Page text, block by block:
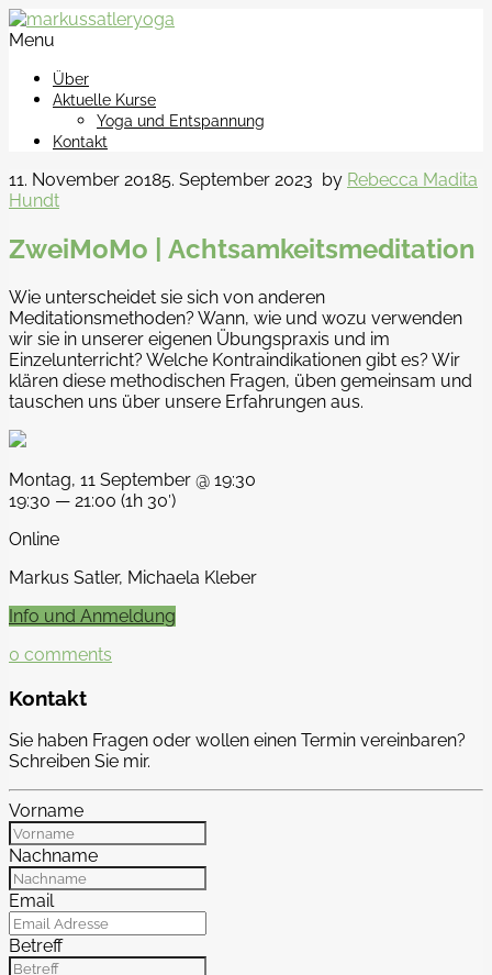
Menu
Über
Aktuelle Kurse
Yoga und Entspannung
Kontakt
11. November 20185. September 2023 by Rebecca Madita
Hundt
ZweiMoMo | Achtsamkeitsmeditation
Wie unterscheidet sie sich von anderen
Meditationsmethoden? Wann, wie und wozu verwenden
wir sie in unserer eigenen Übungspraxis und im
Einzelunterricht? Welche Kontraindikationen gibt es? Wir
klären diese methodischen Fragen, üben gemeinsam und
tauschen uns über unsere Erfahrungen aus.
Montag, 11 September @ 19:30
19:30 — 21:00 (1h 30′)
Online
Markus Satler, Michaela Kleber
Info und Anmeldung
0 comments
Kontakt
Sie haben Fragen oder wollen einen Termin vereinbaren?
Schreiben Sie mir.
Vorname
Nachname
Email
Betreff